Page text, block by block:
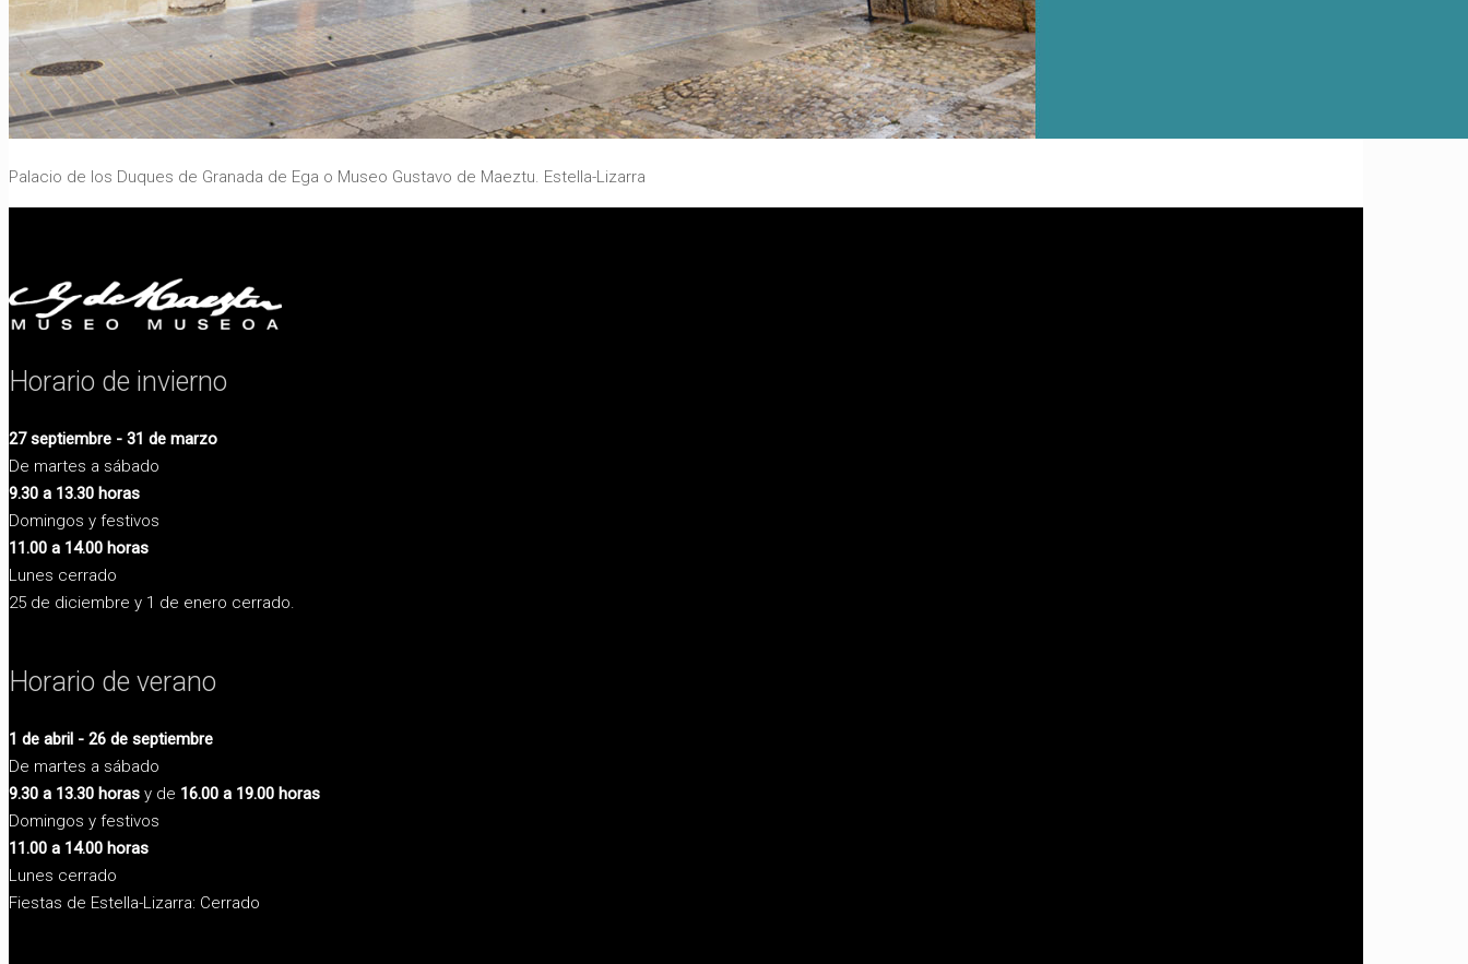
Palacio de los Duques de Granada de Ega o Museo Gustavo de Maeztu. Estella-Lizarra
Horario de invierno
27 septiembre - 31 de marzo
De martes a sábado
9.30 a 13.30 horas
Domingos y festivos
11.00 a 14.00 horas
Lunes cerrado
25 de diciembre y 1 de enero cerrado.
Horario de verano
1 de abril - 26 de septiembre
De martes a sábado
9.30 a 13.30 horas y de 16.00 a 19.00 horas
Domingos y festivos
11.00 a 14.00 horas
Lunes cerrado
Fiestas de Estella-Lizarra: Cerrado